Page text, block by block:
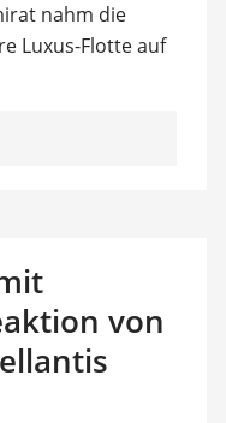
nahm die
Luxus-Flotte auf
von